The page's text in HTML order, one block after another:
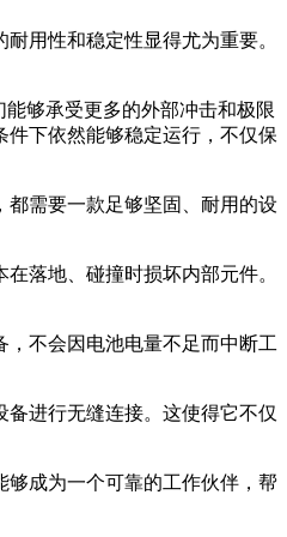
用性和稳定性显得尤为重要。
够承受更多的外部冲击和极限
下依然能够稳定运行，不仅保
都需要一款足够坚固、耐用的设
落地、碰撞时损坏内部元件。
不会因电池电量不足而中断工
进行无缝连接。这使得它不仅
够成为一个可靠的工作伙伴，帮